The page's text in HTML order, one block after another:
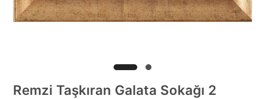
Remzi Taşkıran Galata Sokağı 2